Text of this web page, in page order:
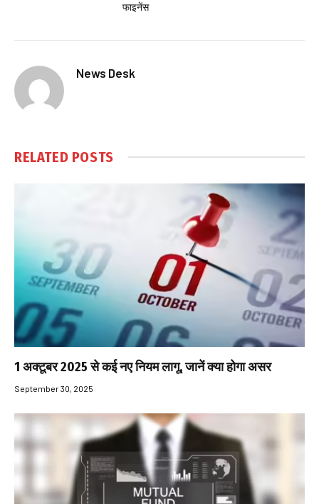
फाइनेंस
News Desk
RELATED POSTS
1 अक्टूबर 2025 से कई नए नियम लागू, जानें क्या होगा असर
September 30, 2025